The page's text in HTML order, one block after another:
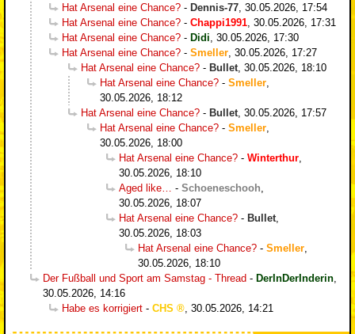
Hat Arsenal eine Chance? - Dennis-77 30.05.2026, 17:54
Hat Arsenal eine Chance? - Chappi1991 30.05.2026, 17:31
Hat Arsenal eine Chance? - Didi 30.05.2026, 17:30
Hat Arsenal eine Chance? - Smeller 30.05.2026, 17:27
Hat Arsenal eine Chance? - Bullet 30.05.2026, 18:10
Hat Arsenal eine Chance? - Smeller
30.05.2026, 18:12
Hat Arsenal eine Chance? - Bullet 30.05.2026, 17:57
Hat Arsenal eine Chance? - Smeller
30.05.2026, 18:00
Hat Arsenal eine Chance? - Winterthur
30.05.2026, 18:10
Aged like…
- Schoeneschooh
30.05.2026, 18:07
Hat Arsenal eine Chance? - Bullet
30.05.2026, 18:03
Hat Arsenal eine Chance? - Smeller
30.05.2026, 18:10
Der Fußball und Sport am Samstag - Thread - DerInDerInderin
30.05.2026, 14:16
Habe es korrigiert - CHS 30.05.2026, 14:21